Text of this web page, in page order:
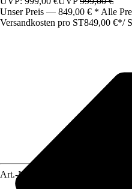
Unser Preis — 849,00 € * Alle
Versandkosten pro ST849,00 €*/
Art.-Nr.